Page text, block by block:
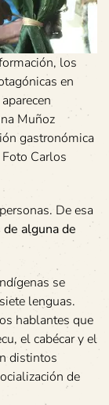
los
en
Muñoz
gastronómica
Carlos
De esa
alguna de
se
lenguas.
hablantes que
el cabécar y el
distintos
de